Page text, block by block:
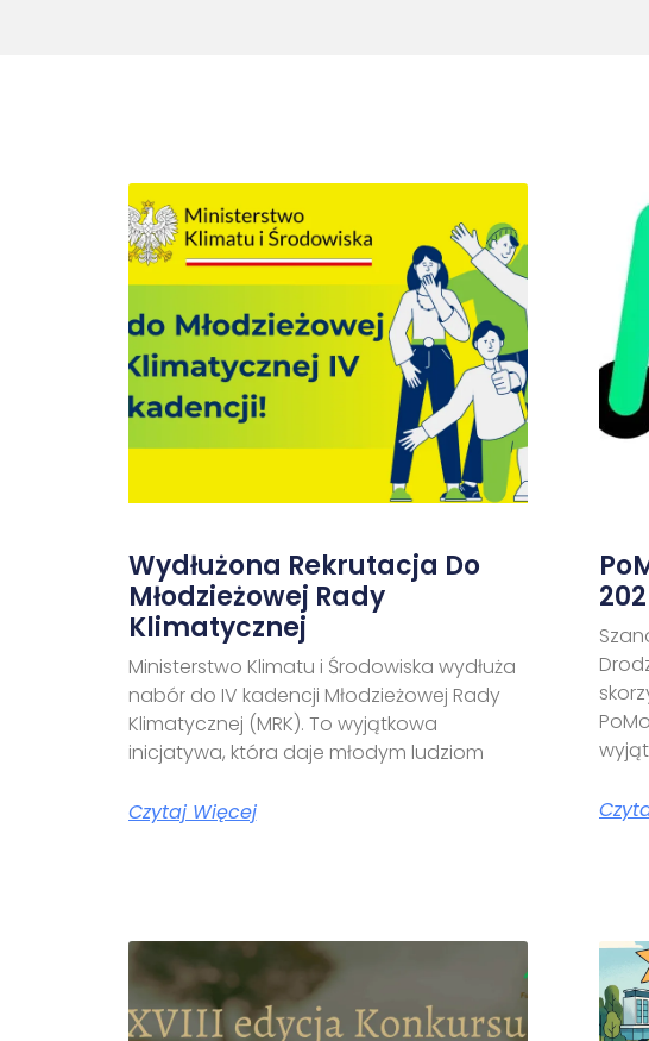
Wydłużona Rekrutacja Do
Młodzieżowej Rady
Klimatycznej
Ministerstwo Klimatu i Środowiska wydłuża
nabór do IV kadencji Młodzieżowej Rady
Klimatycznej (MRK). To wyjątkowa
inicjatywa, która daje młodym ludziom
Czytaj Więcej